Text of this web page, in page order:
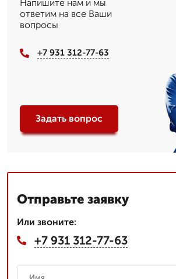
Напишите нам и мы
ответим на все Ваши
вопросы
+7 931 312-77-63
Задать вопрос
Отправьте заявку
Или звоните:
+7 931 312-77-63